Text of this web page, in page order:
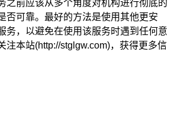
之前应该从多个角度对机构进行彻底的
否可靠。最好的方法是使用其他更安
务，以避免在使用该服务时遇到任何意
注本站(http://stglgw.com)，获得更多信